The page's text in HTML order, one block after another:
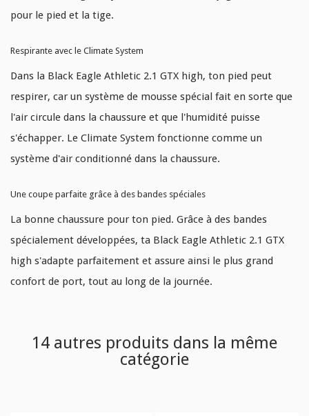
pour le pied et la tige.
Respirante avec le Climate System
Dans la Black Eagle Athletic 2.1 GTX high, ton pied peut
respirer, car un système de mousse spécial fait en sorte que
l'air circule dans la chaussure et que l'humidité puisse
s'échapper. Le Climate System fonctionne comme un
système d'air conditionné dans la chaussure.
Une coupe parfaite grâce à des bandes spéciales
La bonne chaussure pour ton pied. Grâce à des bandes
spécialement développées, ta Black Eagle Athletic 2.1 GTX
high s'adapte parfaitement et assure ainsi le plus grand
confort de port, tout au long de la journée.
14 autres produits dans la même
catégorie